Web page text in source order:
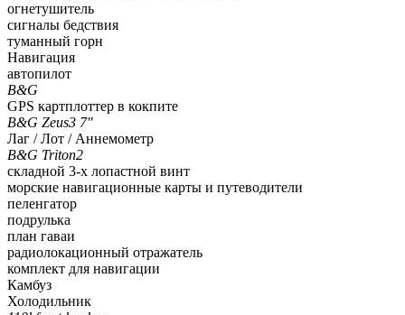
огнетушитель
сигналы бедствия
туманный горн
Навигация
автопилот
B&G
GPS картплоттер в кокпите
B&G Zeus3 7″
Лаг / Лот / Аннемометр
B&G Triton2
складной 3-х лопастной винт
морские навигационные карты и путеводители
пеленгатор
подрулька
план гаваи
радиолокационный отражатель
комплект для навигации
Камбуз
Холодильник